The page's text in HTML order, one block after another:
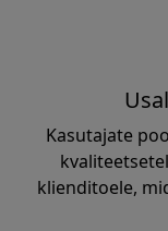
Kasutajate
klienditoele,